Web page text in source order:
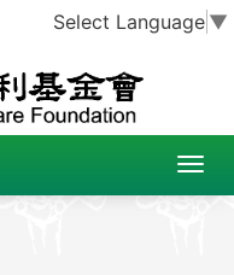
Select Language ▼
T
o